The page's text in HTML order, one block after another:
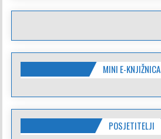
MINI E-KNJIŽNICA
POSJETITELJI